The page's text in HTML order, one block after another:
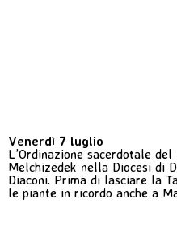
Venerdì 7 luglio
L’Ordinazione sacerdotale
Melchizedek nella Diocesi di
Diaconi. Prima di lasciare la
le piante in ricordo anche a